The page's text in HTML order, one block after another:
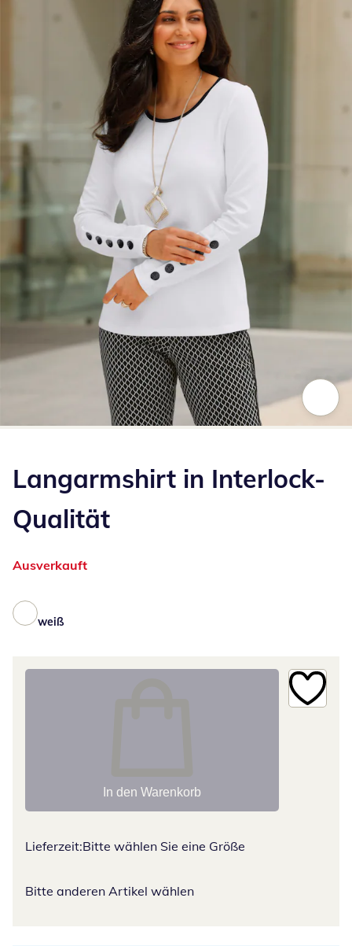
Langarmshirt in Interlock-
Qualität
Ausverkauft
weiß
In den Warenkorb
Lieferzeit:Bitte wählen Sie eine Größe
Bitte anderen Artikel wählen